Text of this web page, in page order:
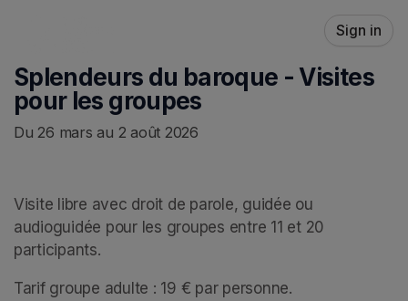
Sign in
Splendeurs du baroque - Visites
pour les groupes
Du 26 mars au 2 août 2026
Visite libre avec droit de parole, guidée ou
audioguidée pour les groupes entre 11 et 20
participants.
Tarif groupe adulte : 19 € par personne.